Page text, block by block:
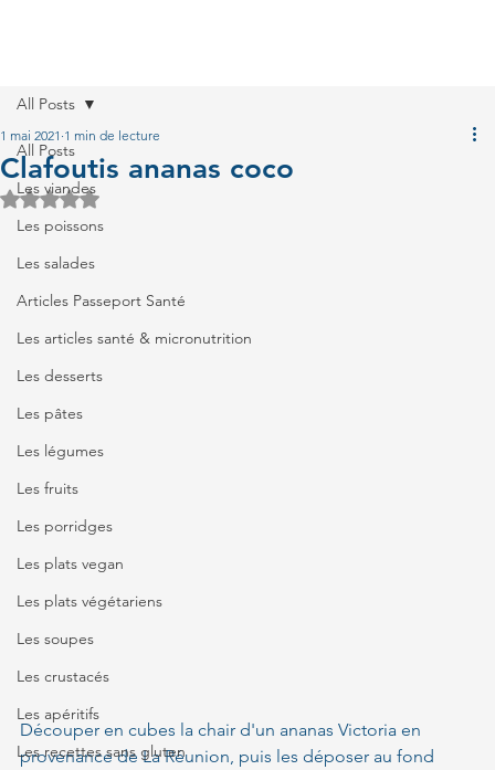
All Posts
Les viandes
Les poissons
Les salades
Articles Passeport Santé
Les articles santé & micronutrition
Les desserts
Les pâtes
Les légumes
Les fruits
Les porridges
Les plats vegan
Les plats végétariens
Les soupes
Les crustacés
Les apéritifs
Les recettes sans gluten
All Posts
Clafoutis ananas coco
1 mai 2021 1 min de lecture
Noté NaN étoiles sur 5.
Découper en cubes la chair d'un ananas Victoria en
provenance de La Réunion, puis les déposer au fond